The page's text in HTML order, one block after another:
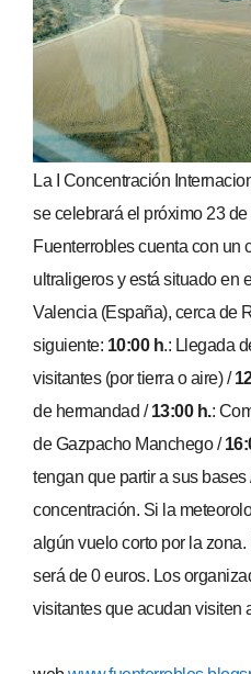
La I Concentración
se celebrará el próximo 23
Fuenterrobles cuenta con un
ultraligeros y está situado en
Valencia (España), cerca de
siguiente: 10:00 h.: Llegada
visitantes (por tierra o aire) /
de hermandad /13:00 h.:
de Gazpacho Manchego /
tengan que partir a sus bases
concentración. Si la
algún vuelo corto por la
será de 0 euros. Los
visitantes que acudan visiten